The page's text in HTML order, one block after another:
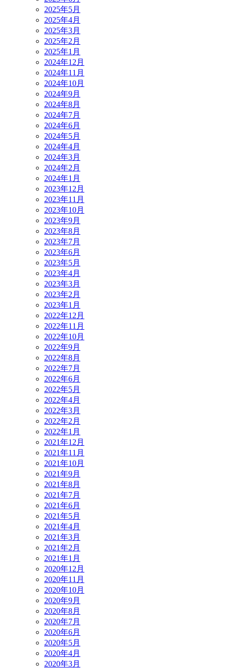
2025年5月
2025年4月
2025年3月
2025年2月
2025年1月
2024年12月
2024年11月
2024年10月
2024年9月
2024年8月
2024年7月
2024年6月
2024年5月
2024年4月
2024年3月
2024年2月
2024年1月
2023年12月
2023年11月
2023年10月
2023年9月
2023年8月
2023年7月
2023年6月
2023年5月
2023年4月
2023年3月
2023年2月
2023年1月
2022年12月
2022年11月
2022年10月
2022年9月
2022年8月
2022年7月
2022年6月
2022年5月
2022年4月
2022年3月
2022年2月
2022年1月
2021年12月
2021年11月
2021年10月
2021年9月
2021年8月
2021年7月
2021年6月
2021年5月
2021年4月
2021年3月
2021年2月
2021年1月
2020年12月
2020年11月
2020年10月
2020年9月
2020年8月
2020年7月
2020年6月
2020年5月
2020年4月
2020年3月